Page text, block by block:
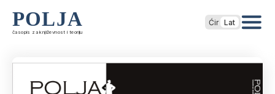
POLJA
časopis za književnost i teoriju
Ćir Lat